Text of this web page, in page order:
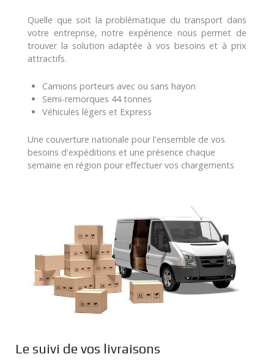
Quelle que soit la problématique du transport dans
votre entreprise, notre expérience nous permet de
trouver la solution adaptée à vos besoins et à prix
attractifs.
Camions porteurs avec ou sans hayon
Semi-remorques 44 tonnes
Véhicules légers et Express
Une couverture nationale pour l'ensemble de vos
besoins d'expéditions et une présence chaque
semaine en région pour effectuer vos chargements
Le suivi de vos livraisons